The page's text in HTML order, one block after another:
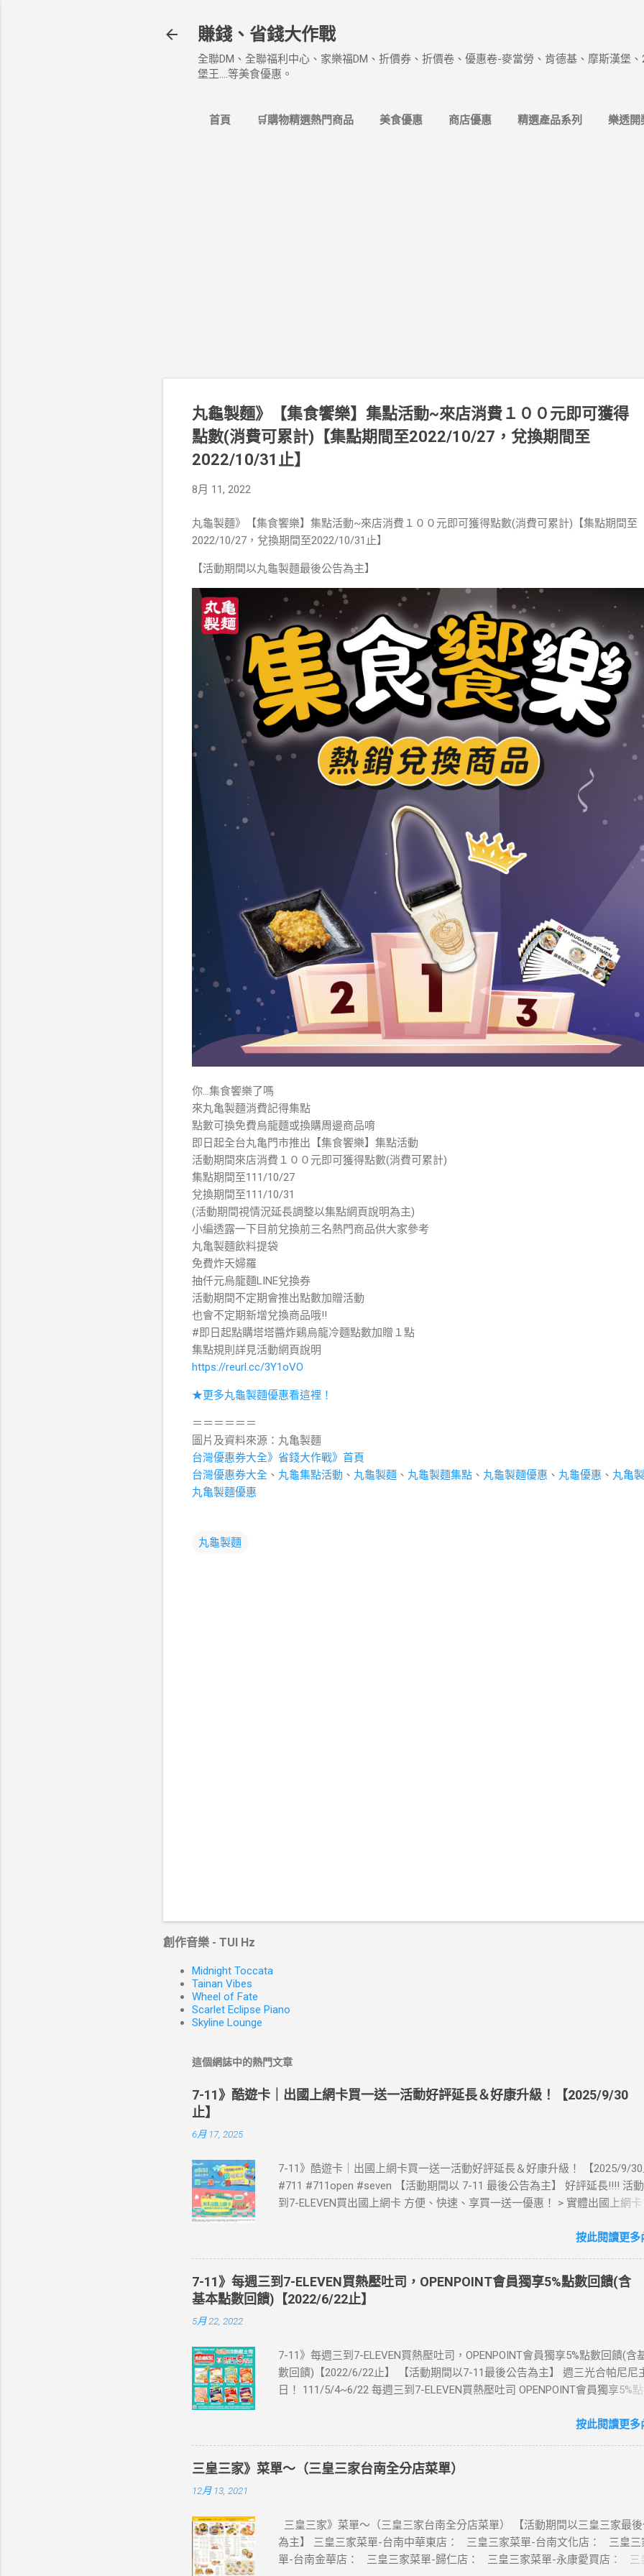
賺錢、省錢大作戰
全聯DM、全聯福利中心、家樂福DM、折價券、折價卷、優惠卷-麥當勞、肯德基、摩斯漢堡
堡王....等美食優惠。
首頁 🛒購物精選熱門商品 美食優惠 商店優惠 精選產品系列 樂透開
丸龜製麵》【集食饗樂】集點活動~來店消費１００元即可獲得
點數(消費可累計)【集點期間至2022/10/27，兌換期間至
2022/10/31止】
8月 11, 2022
丸龜製麵》【集食饗樂】集點活動~來店消費１００元即可獲得點數(消費可累計)【集點期間至
2022/10/27，兌換期間至2022/10/31止】
【活動期間以丸龜製麵最後公告為主】
你…集食饗樂了嗎
來丸亀製麵消費記得集點
點數可換免費烏龍麵或換購周邊商品唷
即日起全台丸亀門市推出【集食饗樂】集點活動
活動期間來店消費１００元即可獲得點數(消費可累計)
集點期間至111/10/27
兌換期間至111/10/31
(活動期間視情況延長調整以集點網頁說明為主)
小編透露一下目前兌換前三名熱門商品供大家參考
丸亀製麵飲料提袋
免費炸天婦羅
抽仟元烏龍麵LINE兌換券
活動期間不定期會推出點數加贈活動
也會不定期新增兌換商品哦!!
#即日起點購塔塔醬炸鷄烏龍冷麵點數加贈１點
集點規則詳見活動網頁說明
https://reurl.cc/3Y1oVO
★更多丸龜製麵優惠看這裡！
＝＝＝＝＝＝
圖片及資料來源：丸亀製麵
台灣優惠券大全》省錢大作戰》首頁
台灣優惠券大全 、 丸龜集點活動 、 丸龜製麵 、 丸龜製麵集點 、 丸龜製麵優惠 、 丸龜優惠 、 丸亀
丸亀製麵優惠
丸龜製麵
創作音樂 - TUI Hz
Midnight Toccata
Tainan Vibes
Wheel of Fate
Scarlet Eclipse Piano
Skyline Lounge
這個網誌中的熱門文章
7-11》酷遊卡｜出國上網卡買一送一活動好評延長＆好康升級！【2025/9/30
止】
6月 17, 2025
7-11》酷遊卡｜出國上網卡買一送一活動好評延長＆好康升級！ 【2025/9/
#711 #711open #seven 【活動期間以 7-11 最後公告為主】 好評延長!!!! 活
到7-ELEVEN買出國上網卡 方便、快速、享買一送一優惠！ > 實體出國上網
站登錄 【點我登錄】 ) > eSIM出國上網卡：好康升級！購買eSIM「吃到飽」
📣 再也不怕忘記買上網卡啦～快跟你要出國的朋友說～速速來超商買省錢又
·活動詳情：好康優惠看這邊 【點我看好康優惠】 ·eSIM ibon 購買教學 【點
教學】 📲 全球上網首選，速度穩定，落地秒連上網 🌏 日、韓、東南亞、中
eSIM適用機型： ※注意：裝置支援型號可能因各區域販售而有差異，請自行
裝置是否可使用eSIM ●用撥號按鍵撥打「*#06#」，如出現 EID 的條碼或文
示您的手機支援 eSIM 功能。 ●不支援鎖卡機、平板、電信業者客製機、網路
1.iPhone 16 以上系列 2.iPhone 15 3.iPhone 14 4.iPhone 13 5.iPhone 12
7.iPhone XS Max、iPhone XS、iPhone XR 8.iPhone SE 2、iPhone SE 3 【
1.Pixel 7 Pro、Pixel 7 或後續機型 2.Pixel 6a、Pixel 6 Pro、Pixel 6 3.Pixel 5
4a(5G)、Pixel 4a、Pixel 4 XL、Pixel 4 5.Pixel 3a 【Samsung】限台灣販售
按此閱讀更多
7-11》每週三到7-ELEVEN買熱壓吐司，OPENPOINT會員獨享5%點數回饋(含
基本點數回饋)【2022/6/22止】
5月 22, 2022
7-11》每週三到7-ELEVEN買熱壓吐司，OPENPOINT會員獨享5%點數回饋(含
數回饋)【2022/6/22止】 【活動期間以7-11最後公告為主】 週三光合帕尼尼
日！ 111/5/4~6/22 每週三到7-ELEVEN買熱壓吐司 OPENPOINT會員獨享5%
編推薦！ 丹麥鮪魚起司 多層丹麥吐司，熱壓後口感酥脆，搭配經典鮪魚起司
評回購 注意事項 1.本優惠不得與其他優惠並行。商品數量以各門市實際可販
為準。 2.活動期間OPENPOINT會員需報手機號碼/出示會員條碼，或以已綁定
icash恕不享本活動優惠。 3.本活動不適用隨取卡、咖啡卡、商品卡、提貨卡
開心卡、商品兌換券、折價券、i禮贈、退空瓶、自帶杯折扣，且僅限統一超
交易(不含X-STORE及特殊店、智FUN機)，i預購/i划算/外送服務/行動隨時取/
按此閱讀更多
三皇三家》菜單～（三皇三家台南全分店菜單）
12月 13, 2021
三皇三家》菜單～（三皇三家台南全分店菜單） 【活動期間以三皇三家最
為主】 三皇三家菜單-台南中華東店： 三皇三家菜單-台南文化店： 三皇三
單-台南金華店： 三皇三家菜單-歸仁店： 三皇三家菜單-永康愛買店： 三